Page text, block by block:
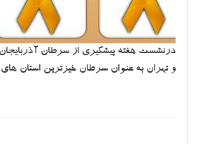
درنشست هفته پیشگیری از سرطان
و تهران به عنوان سرطان خیزترین استان